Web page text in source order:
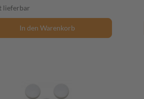
lieferbar
In den Warenkorb